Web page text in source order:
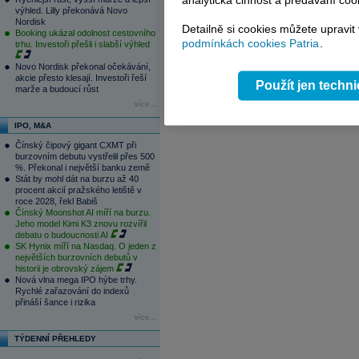
výhled. Lilly překonává Novo
Nordisk
Booking ukázal odolnost cestovního
trhu. Investoři přešli i slabší výhled
Novo Nordisk překonal očekávání,
akcie přesto klesají. Investoři řeší
marže a budoucí růst
více...
IPO, M&A
Čínský čipový gigant CXMT při
burzovním debutu vystřelil přes 500
%. Překonal i největší banku země
Stát by mohl dát na burzu až 40
procent akcií pražského letiště v
roce 2028, řekl Babiš
Čínský Moonshot AI míří na burzu.
Jeho model Kimi K3 znovu rozvířil
debatu o budoucnosti AI
SK Hynix míří na Nasdaq. O jeden z
největších burzovních debutů v
historii je obrovský zájem
Nová vlna mega IPO hýbe trhy.
Rychlé zařazování do indexů
přináší šance i rizika
více...
TÝDENNÍ PŘEHLEDY
Detailně si cookies můžete
podmínkách cookies Patria.
Použít jen